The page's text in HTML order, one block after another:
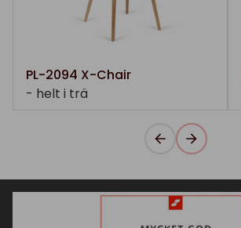
PL-2094 X-Chair
- helt i trä